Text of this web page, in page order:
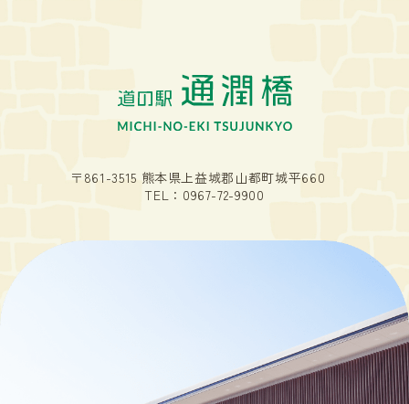
〒861-3515 熊本県上益城郡山都町城平660
TEL： 0967-72-9900